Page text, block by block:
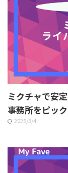
ミクチャで安
事務所をピッ
2025/3/4